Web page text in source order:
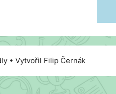
• Vytvořil Filip Černák